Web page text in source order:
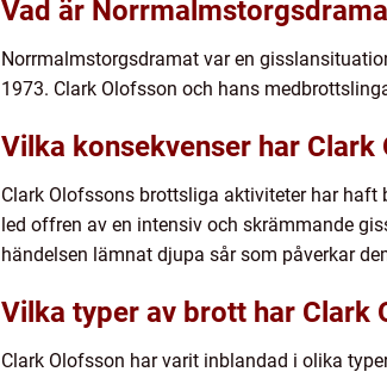
Vad är
Norrmalmstorgsdramat var en
1973. Clark Olofsson och hans
Vilka konsekvenser har
Clark Olofssons brottsliga aktiviteter har
led offren av en intensiv och skrämmande
händelsen lämnat djupa sår som påverkar
Vilka typer av brott har Clark
Clark Olofsson har varit inblandad i olika